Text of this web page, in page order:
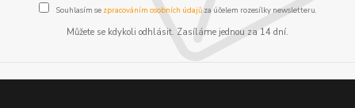
Souhlasím se zpracováním osobních údajůza účelem rozesílky newsletteru.
Můžete se kdykoli odhlásit. Zasíláme jednou za 14 dní.